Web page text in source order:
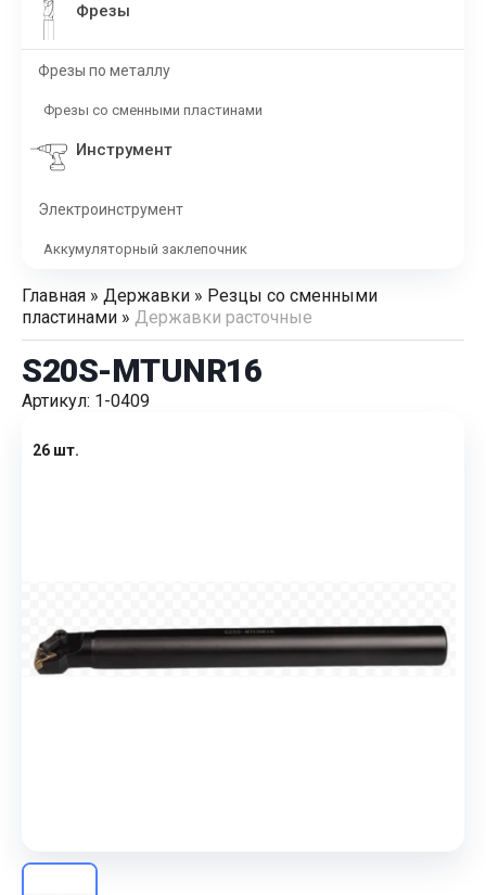
Фрезы
Фрезы по металлу
Фрезы со сменными пластинами
Инструмент
Электроинструмент
Аккумуляторный заклепочник
Главная » Державки » Резцы со сменными
пластинами » Державки расточные
S20S-MTUNR16
Артикул: 1-0409
26 шт.